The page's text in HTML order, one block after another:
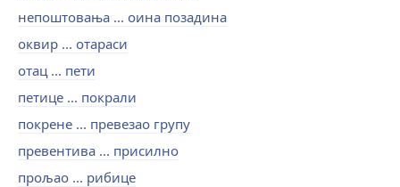
непоштовања ... оина позадина
оквир ... отараси
отац ... пети
петице ... покрали
покрене ... превезао групу
превентива ... присилно
прољао ... рибице